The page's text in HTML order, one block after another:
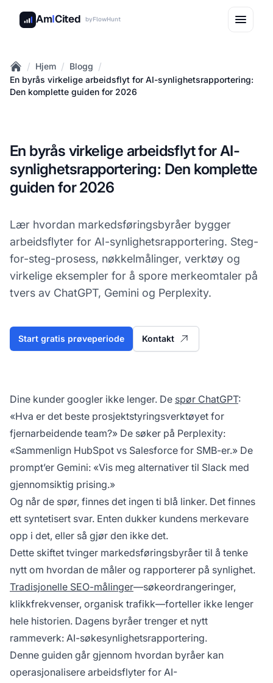
AmICited byFlowHunt
Home
/ Hjem / Blogg /
En byrås virkelige arbeidsflyt for AI-synlighetsrapportering:
Den komplette guiden for 2026
En byrås virkelige arbeidsflyt for AI-
synlighetsrapportering: Den komplette
guiden for 2026
Lær hvordan markedsføringsbyråer bygger
arbeidsflyter for AI-synlighetsrapportering. Steg-
for-steg-prosess, nøkkelmålinger, verktøy og
virkelige eksempler for å spore merkeomtaler på
tvers av ChatGPT, Gemini og Perplexity.
Start gratis prøveperiode Kontakt
Dine kunder googler ikke lenger. De spør ChatGPT:
«Hva er det beste prosjektstyringsverktøyet for
fjernarbeidende team?» De søker på Perplexity:
«Sammenlign HubSpot vs Salesforce for SMB-er.» De
prompt’er Gemini: «Vis meg alternativer til Slack med
gjennomsiktig prising.»
Og når de spør, finnes det ingen ti blå linker. Det finnes
ett syntetisert svar. Enten dukker kundens merkevare
opp i det, eller så gjør den ikke det.
Dette skiftet tvinger markedsføringsbyråer til å tenke
nytt om hvordan de måler og rapporterer på synlighet.
Tradisjonelle SEO-målinger—søkeordrangeringer,
klikkfrekvenser, organisk trafikk—forteller ikke lenger
hele historien. Dagens byråer trenger et nytt
rammeverk: AI-søkesynlighetsrapportering.
Denne guiden går gjennom hvordan byråer kan
operasjonalisere arbeidsflyter for AI-